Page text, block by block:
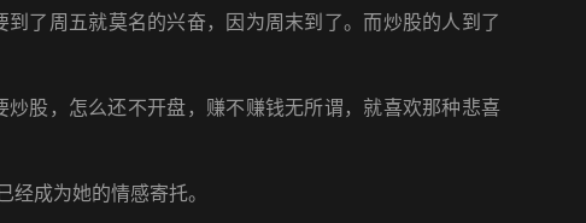
了周五就莫名的兴奋，因为周末到了。而炒股的人到了
股，怎么还不开盘，赚不赚钱无所谓，就喜欢那种悲喜
经成为她的情感寄托。